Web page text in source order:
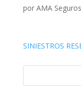
por AMA Seguros
SINIESTROS